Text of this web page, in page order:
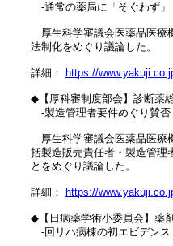
‐通常の薬局に「そぐわず」
厚生科学審議会医薬品医療
法制化をめぐり議論した。
詳細： https://
◆【厚科審制度部会】診断薬
‐製造管理者要件めぐり賛否
厚生科学審議会医薬品医療
括製造販売責任者・製造管理
とをめぐり議論した。
詳細： https://
◆【日病薬学術小委員会】薬
‐回リハ病棟の初エビデンス